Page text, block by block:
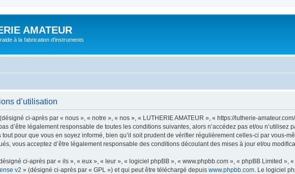
AMATEUR
à la fabrication d'instruments
d’utilisation
ci-après par « nous », « notre », « nos », « LUTHERIE AMATEUR », « https://lutherie-
d’être légalement responsable de toutes les conditions suivantes, alors n’accédez pas et/ou n’utilisez
pour que vous en soyez informé, bien qu’il soit prudent de vérifier régulièrement celles-ci par vous-
vous acceptez d’être légalement responsable des conditions découlant des mises à jour et/ou
ci-après par « ils », « eux », « leur », « logiciel phpBB », « www.phpbb.com », « phpBB Limited »,
v2 » (désigné ci-après par « GPL ») et qui peut être téléchargé depuis www.phpbb.com . Le logiciel